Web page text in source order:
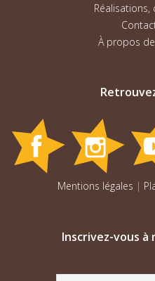
Réalisations,
À propos
Mentions légales |
Inscrivez-vous